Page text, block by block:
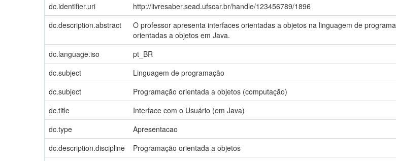
dc.identifier.uri
http://livresaber.sead.ufscar.br/handle/123456789/1896
dc.description.abstract
O professor apresenta interfaces orientadas a objetos na linguagem de
orientadas a objetos em Java.
dc.language.iso pt_BR
dc.subject
Linguagem de programação
dc.subject
Programação orientada a objetos (computação)
dc.title
Interface com o Usuário (em Java)
dc.type
Apresentacao
dc.description.discipline
Programação orientada a objetos